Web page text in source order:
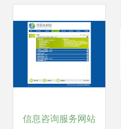
信息咨询服务网站